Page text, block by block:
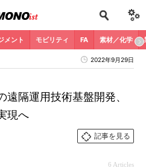
メント モビリティ FA 素材／化学
2022年9月29日
隔運用技術基盤開発、
現へ
記事を見る
6 Articles